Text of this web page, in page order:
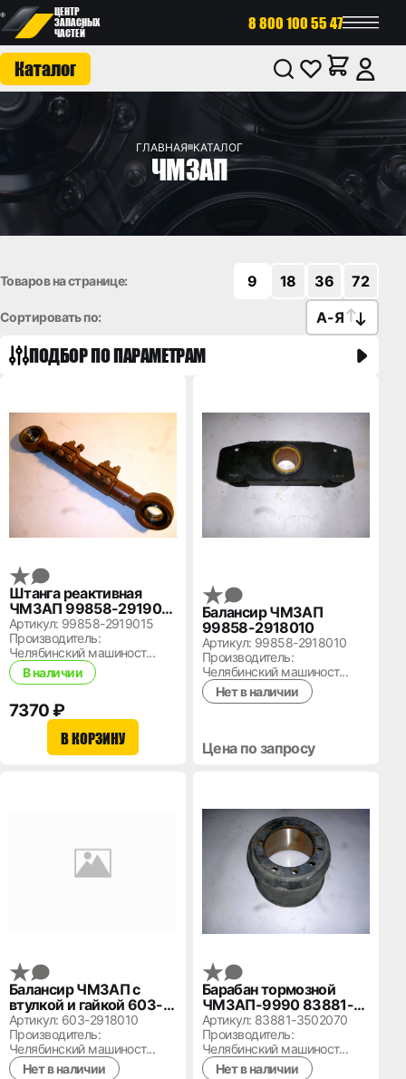
ЦЕНТР
ЗАПАСНЫХ
ЧАСТЕЙ
8 800 100 55 47
Каталог
ГЛАВНАЯ КАТАЛОГ
ЧМЗАП
Товаров на странице: 9 18 36 72
Сортировать по: А-Я
ПОДБОР ПО ПАРАМЕТРАМ
Штанга реактивная
ЧМЗАП 99858-2919015
(регулир.) L- 440мм.
Артикул: 99858-2919015
Производитель:
Челябинский машиност...
В наличии
7370 ₽
В КОРЗИНУ
Балансир ЧМЗАП
99858-2918010
Артикул: 99858-2918010
Производитель:
Челябинский машиност...
Нет в наличии
Цена по запросу
Балансир ЧМЗАП с
втулкой и гайкой 603-
2918010
Артикул: 603-2918010
Производитель:
Челябинский машиност...
Нет в наличии
Барабан тормозной
ЧМЗАП-9990 83881-
3502070
Артикул: 83881-3502070
Производитель:
Челябинский машиност...
Нет в наличии